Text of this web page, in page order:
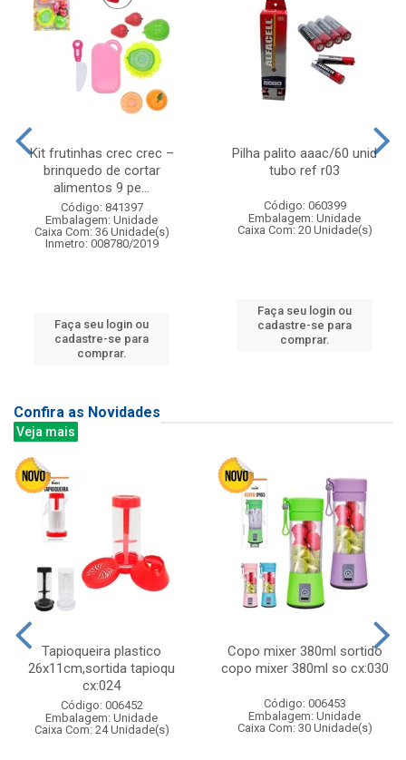
Kit frutinhas crec crec –
brinquedo de cortar
alimentos 9 pe...
Código: 841397
Embalagem: Unidade
Caixa Com: 36 Unidade(s)
Inmetro: 008780/2019
Faça seu login ou
cadastre-se para
comprar.
Pilha palito aaac/60 unid
tubo ref r03
Código: 060399
Embalagem: Unidade
Caixa Com: 20 Unidade(s)
Faça seu login ou
cadastre-se para
comprar.
Confira as Novidades
Veja mais
Tapioqueira plastico
26x11cm,sortida tapioqu
cx:024
Código: 006452
Embalagem: Unidade
Caixa Com: 24 Unidade(s)
Copo mixer 380ml sortido
copo mixer 380ml so cx:030
Código: 006453
Embalagem: Unidade
Caixa Com: 30 Unidade(s)